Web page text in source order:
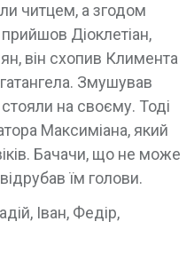
читцем, а згодом
Діоклетіан,
він схопив Климента
Змушував
стояли на своєму. Тоді
Максиміана, який
Бачачи, що не може
їм голови.
Іван, Федір,